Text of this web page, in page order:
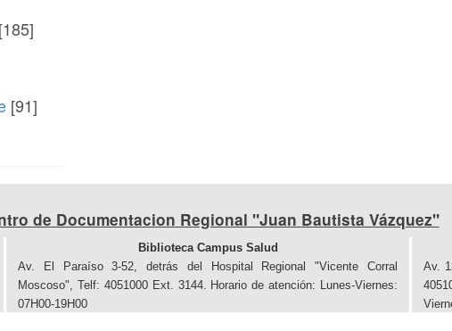
[185]
[91]
de Documentacion Regional "Juan Bautista Vázquez"
Biblioteca Campus Salud
Av. El Paraíso 3-52, detrás del Hospital Regional "Vicente Corral
Moscoso", Telf: 4051000 Ext. 3144. Horario de atención: Lunes-Viernes:
07H00-19H00
Av.